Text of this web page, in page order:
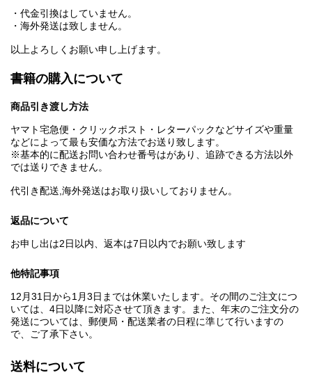
・代金引換はしていません。
・海外発送は致しません。
以上よろしくお願い申し上げます。
書籍の購入について
商品引き渡し方法
ヤマト宅急便・クリックポスト・レターパックなどサイズや重量
などによって最も安価な方法でお送り致します。
※基本的に配送お問い合わせ番号はがあり、追跡できる方法以外
では送りできません。
代引き配送,海外発送はお取り扱いしておりません。
返品について
お申し出は2日以内、返本は7日以内でお願い致します
他特記事項
12月31日から1月3日までは休業いたします。その間のご注文につ
いては、4日以降に対応させて頂きます。また、年末のご注文分の
発送については、郵便局・配送業者の日程に準じて行いますの
で、ご了承下さい。
送料について